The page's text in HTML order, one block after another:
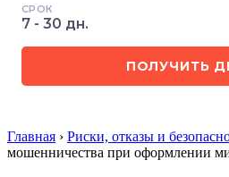
СРОК
7 - 30 дн.
ПОЛУЧИТЬ
Главная › Риски, отказы и
мошенничества при оформлении